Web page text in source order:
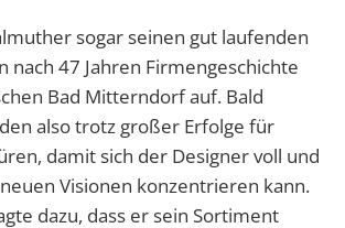
sogar seinen gut laufenden
nach 47 Jahren Firmengeschichte
Bad Mitterndorf auf. Bald
also trotz großer Erfolge für
damit sich der Designer voll und
Visionen konzentrieren kann.
dazu, dass er sein Sortiment